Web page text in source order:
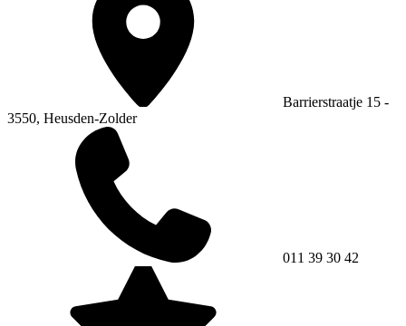
Barrierstraatje 15 -
3550, Heusden-Zolder
011 39 30 42